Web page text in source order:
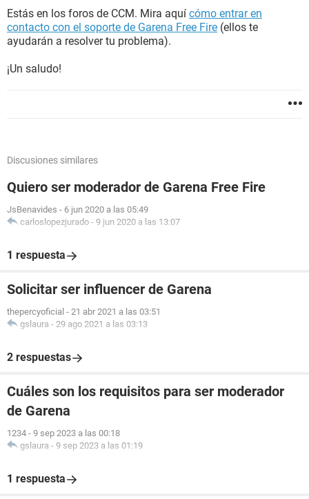
Estás en los foros de CCM. Mira aquí cómo entrar en
contacto con el soporte de Garena Free Fire (ellos te
ayudarán a resolver tu problema).
¡Un saludo!
Discusiones similares
Quiero ser moderador de Garena Free Fire
JsBenavides - 6 jun 2020 a las 05:49
carloslopezjurado - 9 jun 2020 a las 13:07
1 respuesta
Solicitar ser influencer de Garena
thepercyoficial - 21 abr 2021 a las 03:51
gslaura - 29 ago 2021 a las 03:13
2 respuestas
Cuáles son los requisitos para ser moderador
de Garena
1234 - 9 sep 2023 a las 00:18
gslaura - 9 sep 2023 a las 01:19
1 respuesta